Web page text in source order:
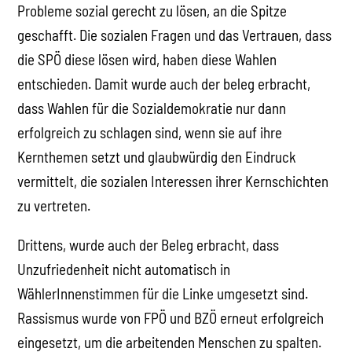
Probleme sozial gerecht zu lösen, an die Spitze
geschafft. Die sozialen Fragen und das Vertrauen, dass
die SPÖ diese lösen wird, haben diese Wahlen
entschieden. Damit wurde auch der beleg erbracht,
dass Wahlen für die Sozialdemokratie nur dann
erfolgreich zu schlagen sind, wenn sie auf ihre
Kernthemen setzt und glaubwürdig den Eindruck
vermittelt, die sozialen Interessen ihrer Kernschichten
zu vertreten.
Drittens, wurde auch der Beleg erbracht, dass
Unzufriedenheit nicht automatisch in
WählerInnenstimmen für die Linke umgesetzt sind.
Rassismus wurde von FPÖ und BZÖ erneut erfolgreich
eingesetzt, um die arbeitenden Menschen zu spalten.